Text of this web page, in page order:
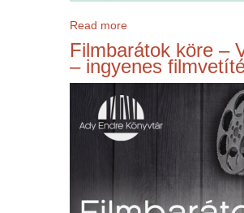
Read more
Filmbarátok köre –
– ingyenes